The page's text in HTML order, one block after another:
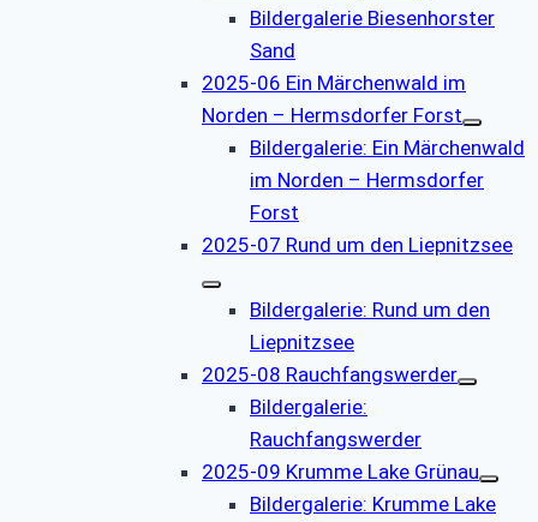
Bildergalerie Biesenhorster
Sand
2025-06 Ein Märchenwald im
Norden – Hermsdorfer Forst
Bildergalerie: Ein Märchenwald
im Norden – Hermsdorfer
Forst
2025-07 Rund um den Liepnitzsee
Bildergalerie: Rund um den
Liepnitzsee
2025-08 Rauchfangswerder
Bildergalerie:
Rauchfangswerder
2025-09 Krumme Lake Grünau
Bildergalerie: Krumme Lake